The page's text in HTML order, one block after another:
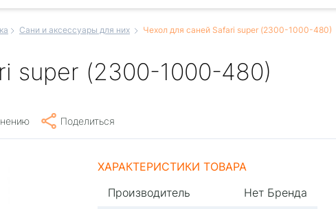
Сани и аксессуары для них Чехол для саней Safari super (2300-1000-480)
super (2300-1000-480)
Поделиться
ХАРАКТЕРИСТИКИ ТОВАРА
Производитель
Нет Бренда